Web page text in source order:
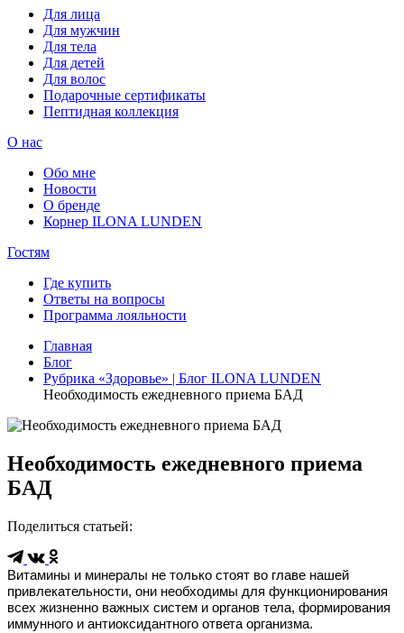
Для лица
Для мужчин
Для тела
Для детей
Для волос
Подарочные сертификаты
Пептидная коллекция
О нас
Обо мне
Новости
О бренде
Корнер ILONA LUNDEN
Гостям
Где купить
Ответы на вопросы
Программа лояльности
Главная
Блог
Рубрика «Здоровье» | Блог ILONA LUNDEN
Необходимость ежедневного приема БАД
Необходимость ежедневного приема
БАД
Поделиться статьей:
Витамины и минералы не только стоят во главе нашей
привлекательности, они необходимы для функционирования
всех жизненно важных систем и органов тела, формирования
иммунного и антиоксидантного ответа организма.